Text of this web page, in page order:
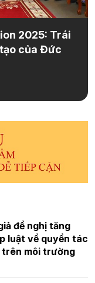
2025: Trái
của Đức
đề nghị tăng
luật về quyền tác
trên môi trường